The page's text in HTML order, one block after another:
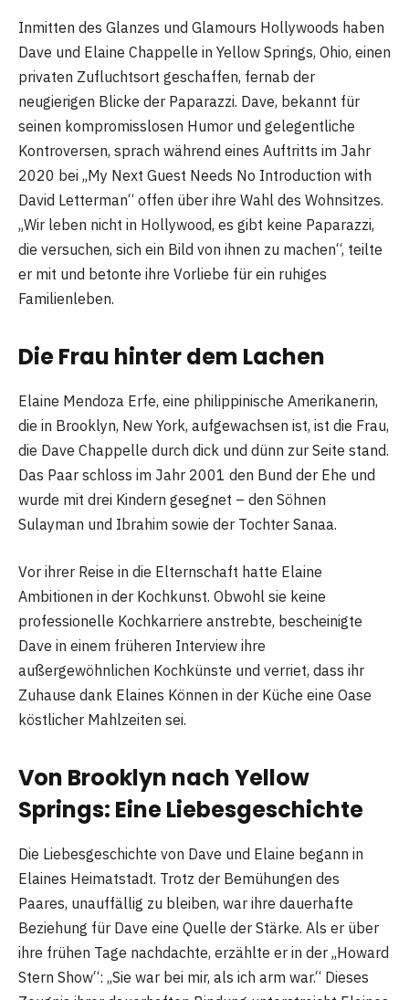
Inmitten des Glanzes und Glamours Hollywoods haben
Dave und Elaine Chappelle in Yellow Springs, Ohio, einen
privaten Zufluchtsort geschaffen, fernab der
neugierigen Blicke der Paparazzi. Dave, bekannt für
seinen kompromisslosen Humor und gelegentliche
Kontroversen, sprach während eines Auftritts im Jahr
2020 bei „My Next Guest Needs No Introduction with
David Letterman“ offen über ihre Wahl des Wohnsitzes.
„Wir leben nicht in Hollywood, es gibt keine Paparazzi,
die versuchen, sich ein Bild von ihnen zu machen“, teilte
er mit und betonte ihre Vorliebe für ein ruhiges
Familienleben.
Die Frau hinter dem Lachen
Elaine Mendoza Erfe, eine philippinische Amerikanerin,
die in Brooklyn, New York, aufgewachsen ist, ist die Frau,
die Dave Chappelle durch dick und dünn zur Seite stand.
Das Paar schloss im Jahr 2001 den Bund der Ehe und
wurde mit drei Kindern gesegnet – den Söhnen
Sulayman und Ibrahim sowie der Tochter Sanaa.
Vor ihrer Reise in die Elternschaft hatte Elaine
Ambitionen in der Kochkunst. Obwohl sie keine
professionelle Kochkarriere anstrebte, bescheinigte
Dave in einem früheren Interview ihre
außergewöhnlichen Kochkünste und verriet, dass ihr
Zuhause dank Elaines Können in der Küche eine Oase
köstlicher Mahlzeiten sei.
Von Brooklyn nach Yellow
Springs: Eine Liebesgeschichte
Die Liebesgeschichte von Dave und Elaine begann in
Elaines Heimatstadt. Trotz der Bemühungen des
Paares, unauffällig zu bleiben, war ihre dauerhafte
Beziehung für Dave eine Quelle der Stärke. Als er über
ihre frühen Tage nachdachte, erzählte er in der „Howard
Stern Show“: „Sie war bei mir, als ich arm war.“ Dieses